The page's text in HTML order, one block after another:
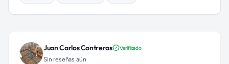
Juan Carlos Contreras Verificado
Sin reseñas aún